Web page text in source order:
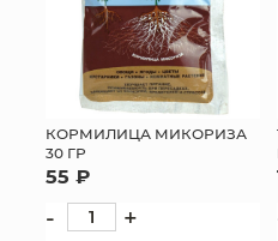
ПРЕДМЕТЫ
МЯГКИЕ
КОРМИЛИЦА МИКОРИЗА
30 ГР
55 ₽
- +